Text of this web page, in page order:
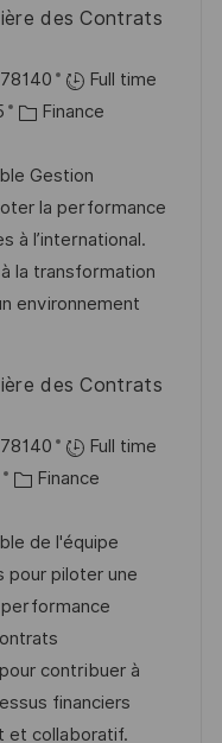
des Contrats
Full time
K
t
e
g
o
r
Finance
Gestion
la performance
à l’international.
la transformation
environnement
des Contrats
Full time
K
t
e
g
o
r
i
e
Finance
de l'équipe
pour piloter une
contribuer à
financiers
et collaboratif.